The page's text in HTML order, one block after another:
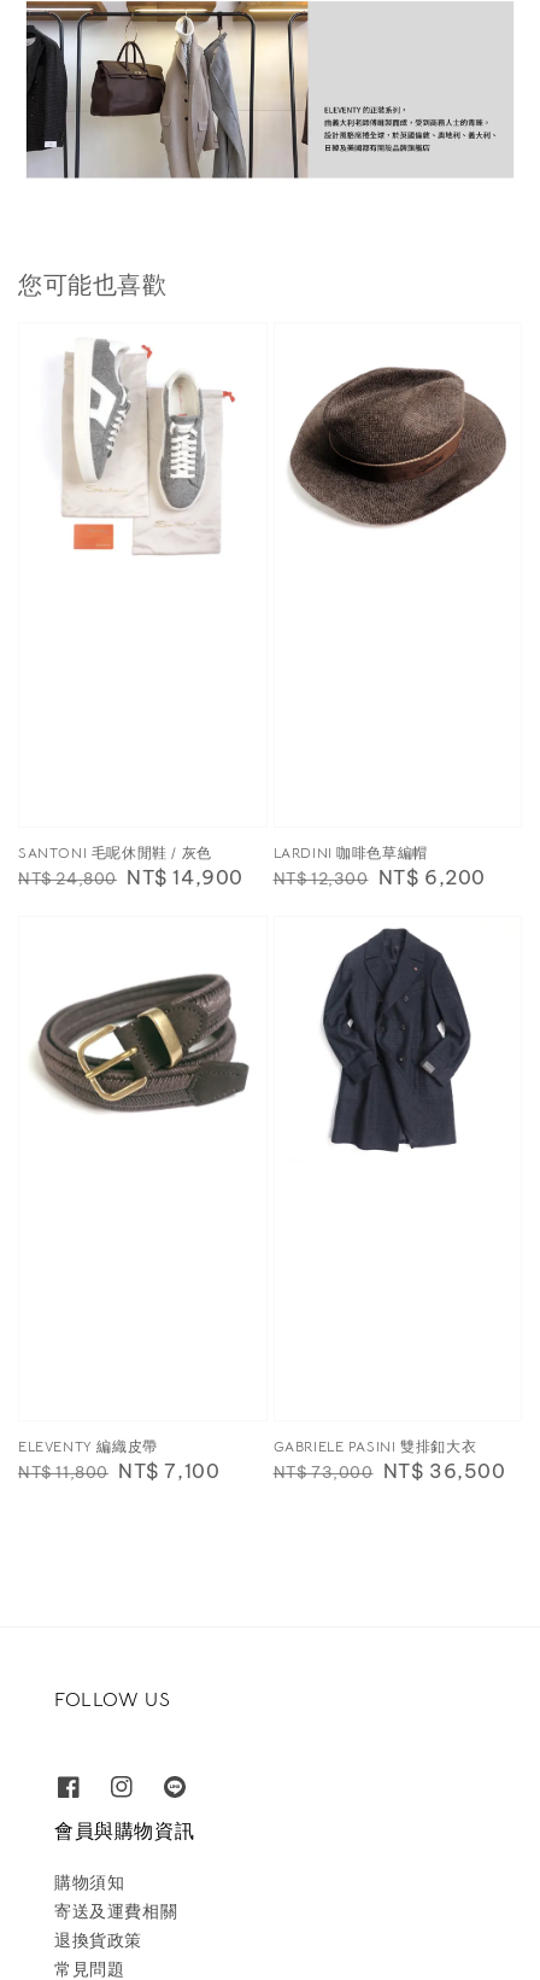
您可能也喜歡
SANTONI 毛呢休閒鞋 / 灰色
Regular
NT$ 24,800 Sale
NT$ 14,900
LARDINI 咖啡色草編帽
Regular
NT$ 12,300 Sale
NT$ 6,200
ELEVENTY 編織皮帶
Regular
NT$ 11,800 Sale
NT$ 7,100
GABRIELE PASINI 雙排釦大衣
Regular
NT$ 73,000 Sale
NT$ 36,500
FOLLOW US
會員與購物資訊
購物須知
寄送及運費相關
退換貨政策
常見問題